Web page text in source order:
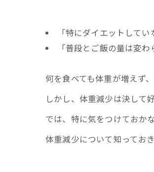
「特にダイエットして
「普段とご飯の量は変
何を食べても体重が増えず
しかし、体重減少は決して
では、特に気をつけておか
体重減少について知ってお